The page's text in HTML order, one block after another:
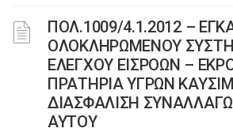
ΠΟΛ.1009/4.1.2012 –
ΟΛΟΚΛΗΡΩΜΕΝΟΥ
ΕΛΕΓΧΟΥ ΕΙΣΡΟΩΝ –
ΠΡΑΤΗΡΙΑ ΥΓΡΩΝ
ΔΙΑΣΦΑΛΙΣΗ
ΑΥΤΟΥ